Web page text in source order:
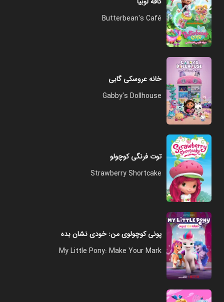
Butterbean's Café
خانه عروسکی گابی
Gabby's Dollhouse
توت فرنگی کوچولو
Strawberry Shortcake
پونی کوچولوی من: خودی نشان بده
My Little Pony: Make Your Mark